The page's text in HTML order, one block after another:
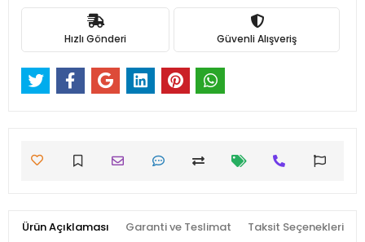
Hızlı Gönderi Güvenli Alışveriş
Ürün Açıklaması Garanti ve Teslimat Taksit Seçenekleri